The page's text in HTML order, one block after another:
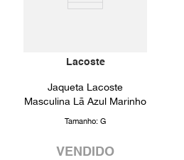
Lacoste
Jaqueta Lacoste
Masculina Lã Azul Marinho
Tamanho: G
VENDIDO